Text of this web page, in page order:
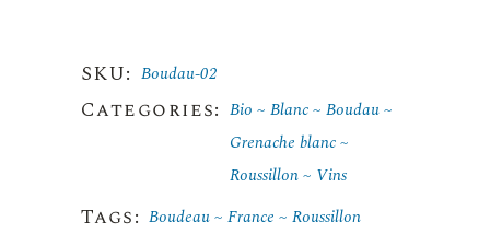
SKU: Boudau-02
Categories: Bio Blanc
Boudau
Grenache blanc
Roussillon
Vins
Tags: Boudeau France Roussillon